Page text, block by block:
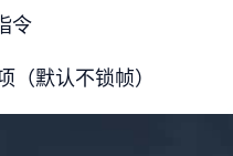
令
（默认不锁帧）